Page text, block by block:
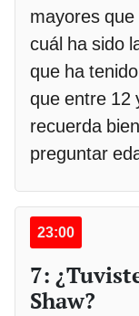
mayores
cuál ha sido
que ha
que entre 12
recuerda
preguntar
23:00
7:
Shaw?